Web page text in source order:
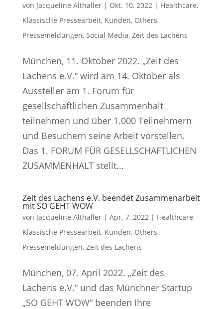
von Jacqueline Althaller| Okt. 10, 2022| Healthcare,
Klassische Pressearbeit, Kunden, Others,
Pressemeldungen, Social Media, Zeit des Lachens
München, 11. Oktober 2022. „Zeit des
Lachens e.V.“ wird am 14. Oktober als
Aussteller am 1. Forum für
gesellschaftlichen Zusammenhalt
teilnehmen und über 1.000 Teilnehmern
und Besuchern seine Arbeit vorstellen.
Das 1. FORUM FÜR GESELLSCHAFTLICHEN
ZUSAMMENHALT stellt...
Zeit des Lachens e.V. beendet Zusammenarbeit
mit SO GEHT WOW
von Jacqueline Althaller| Apr. 7, 2022| Healthcare,
Klassische Pressearbeit, Kunden, Others,
Pressemeldungen, Zeit des Lachens
München, 07. April 2022. „Zeit des
Lachens e.V.“ und das Münchner Startup
„SO GEHT WOW“ beenden Ihre